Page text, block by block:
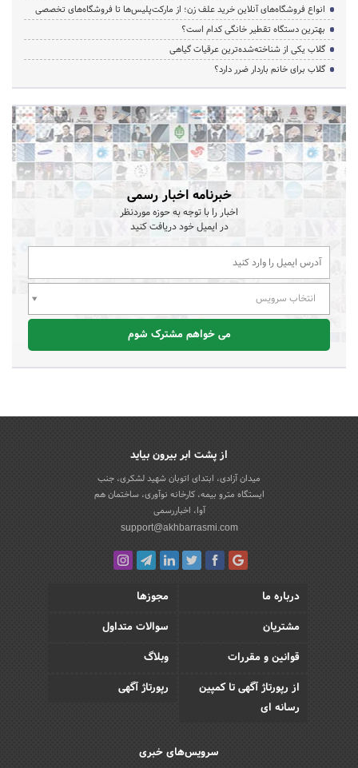
انواع فروشگاه‌های آنلاین خرید علف زن؛ از مارکت‌پلیس‌ها تا فروشگاه‌های تخصصی
بهترین دستگاه تقطیر خانگی کدام است؟
گلاب یکی از شناخته‌شده‌ترین عرقیات گیاهی
گلاب برای خانم باردار ضرر دارد؟
خبرنامه اخبار رسمی
اخبار را با توجه به حوزه موردنظر
در ایمیل خود دریافت کنید
انتخاب سرویس
می خواهم مشترک شوم
از پشت ابر بیرون بیاید
میدان آزادی، ابتدای اتوبان شهید لشکری، جنب
ایستگاه مترو بیمه، کارخانه نوآوری، ساختمان هم
آوا، اخباررسمی
support@akhbarrasmi.com
درباره ما
مجوزها
مشتریان
سوالات متداول
قوانین و مقررات
وبلاگ
از رپورتاژ آگهی تا کمپین
رسانه ای
رپورتاژ آگهی
سرویس‌های خبری